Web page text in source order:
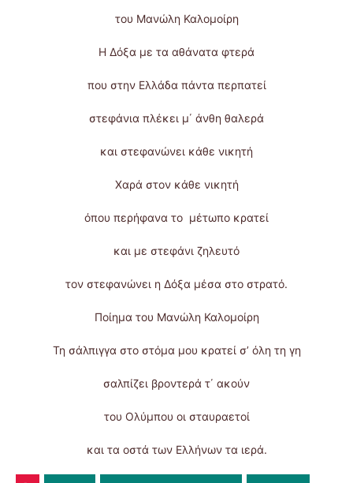
του Μανώλη Καλομοίρη
Η Δόξα με τα αθάνατα φτερά
που στην Ελλάδα πάντα περπατεί
στεφάνια πλέκει μ΄ άνθη θαλερά
και στεφανώνει κάθε νικητή
Χαρά στον κάθε νικητή
όπου περήφανα το μέτωπο κρατεί
και με στεφάνι ζηλευτό
τον στεφανώνει η Δόξα μέσα στο στρατό.
Ποίημα του Μανώλη Καλομοίρη
Τη σάλπιγγα στο στόμα μου κρατεί σ’ όλη τη γη
σαλπίζει βροντερά τ΄ ακούν
του Ολύμπου οι σταυραετοί
και τα οστά των Ελλήνων τα ιερά.